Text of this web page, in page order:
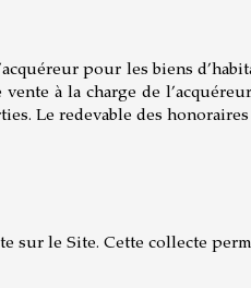
pour les biens
à la charge de
Le redevable des
sur le Site. Cette collecte